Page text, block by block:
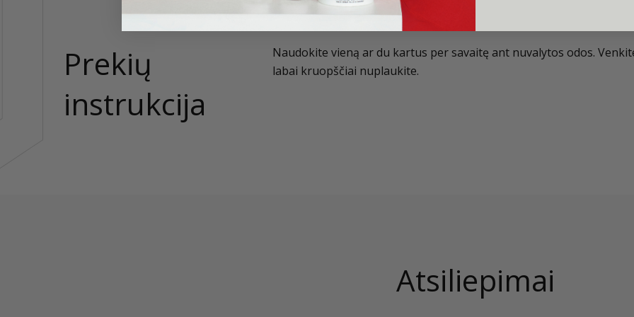
Prekių
instrukcija
Naudokite vieną ar du kartus per savaitę ant nuvalytos odos.
labai kruopščiai nuplaukite.
Atsiliepimai